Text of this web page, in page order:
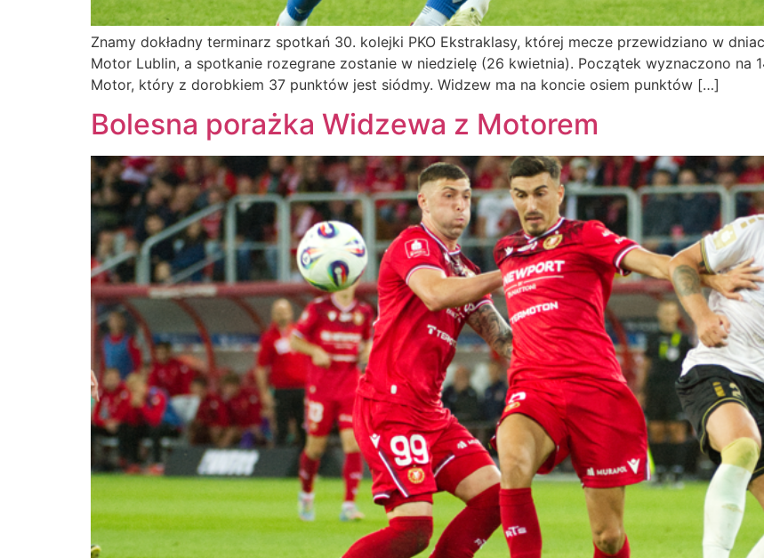
Znamy dokładny terminarz spotkań 30. kolejki PKO Ekstraklasy, której mecze przewidziano w
Motor Lublin, a spotkanie rozegrane zostanie w niedzielę (26 kwietnia). Początek wyznaczono na
Motor, który z dorobkiem 37 punktów jest siódmy. Widzew ma na koncie osiem punktów […]
Bolesna porażka Widzewa z Motorem